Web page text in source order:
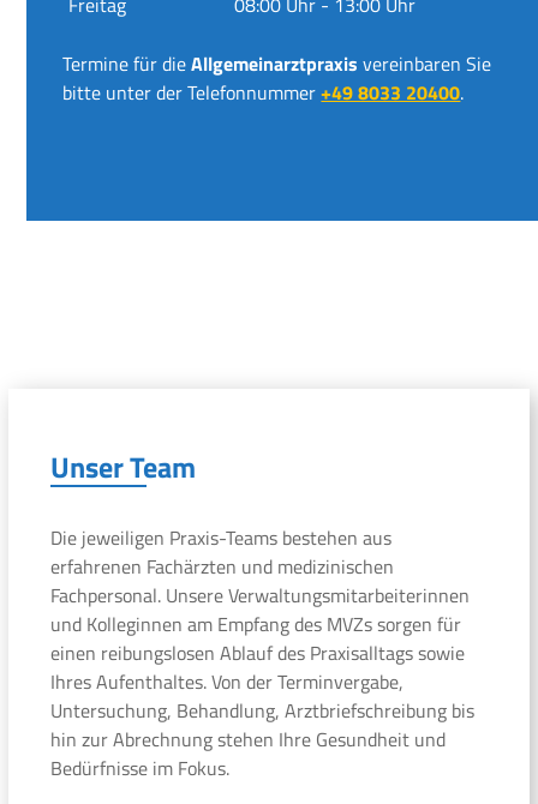
Termine für dieAllgemeinarztpraxis vereinbaren Sie
bitte unter der Telefonnummer+49 8033 20400.
Unser Team
Die jeweiligen Praxis-Teams bestehen aus
erfahrenen Fachärzten und medizinischen
Fachpersonal. Unsere Verwaltungsmitarbeiterinnen
und Kolleginnen am Empfang des MVZs sorgen für
einen reibungslosen Ablauf des Praxisalltags sowie
Ihres Aufenthaltes. Von der Terminvergabe,
Untersuchung, Behandlung, Arztbriefschreibung bis
hin zur Abrechnung stehen Ihre Gesundheit und
Bedürfnisse im Fokus.